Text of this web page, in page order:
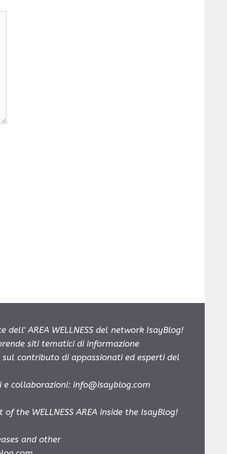
AREA WELLNESS del network IsayBlog!
siti tematici di informazione
contributo di appassionati ed esperti del
e collaborazioni: info@isayblog.com
the WELLNESS AREA inside the IsayBlog!
and other